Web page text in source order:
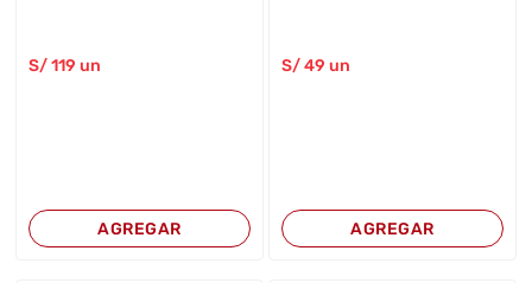
S/119 un
AGREGAR
S/49 un
AGREGAR